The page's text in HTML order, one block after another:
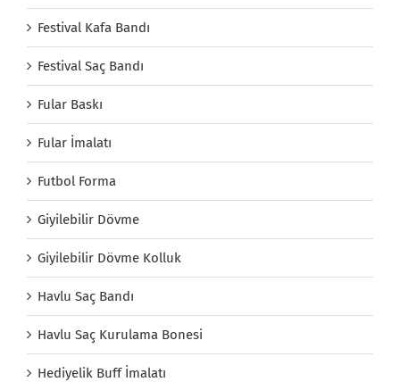
Festival Kafa Bandı
Festival Saç Bandı
Fular Baskı
Fular İmalatı
Futbol Forma
Giyilebilir Dövme
Giyilebilir Dövme Kolluk
Havlu Saç Bandı
Havlu Saç Kurulama Bonesi
Hediyelik Buff İmalatı